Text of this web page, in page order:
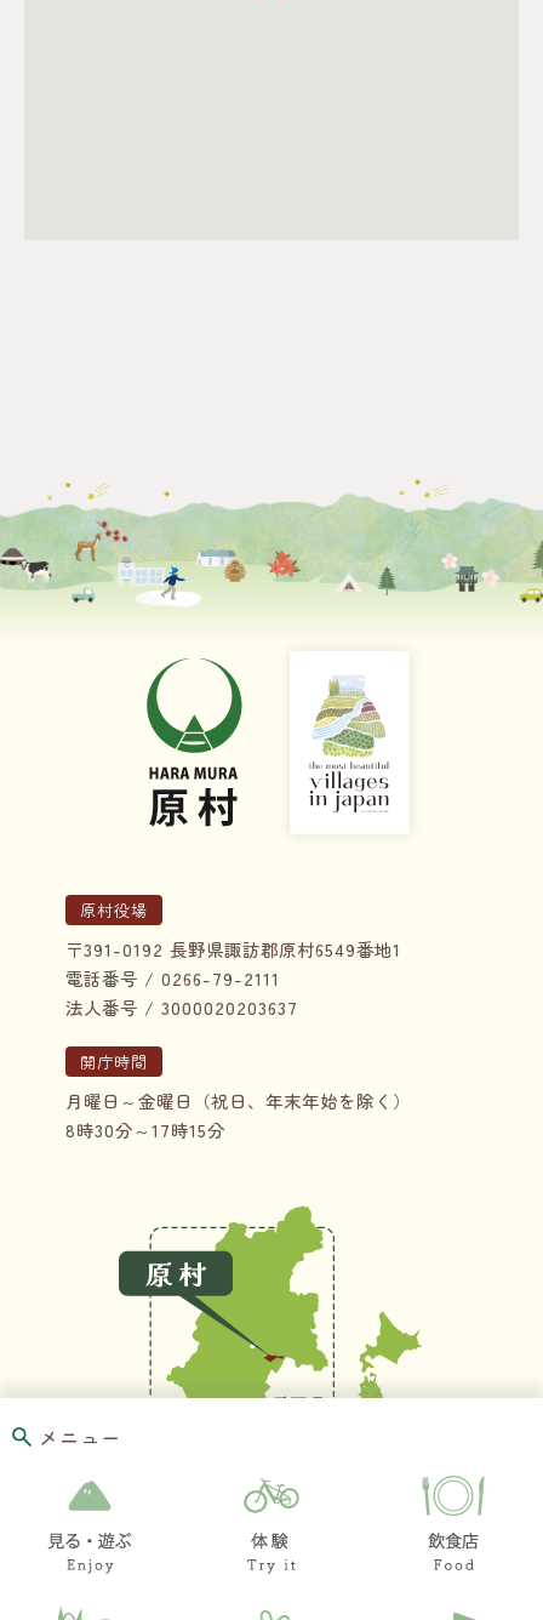
メニュー
原村役場
〒391-0192 長野県諏訪郡原村6549番地1
電話番号 / 0266-79-2111
法人番号 / 3000020203637
開庁時間
月曜日～金曜日（祝日、年末年始を除く）
8時30分～17時15分